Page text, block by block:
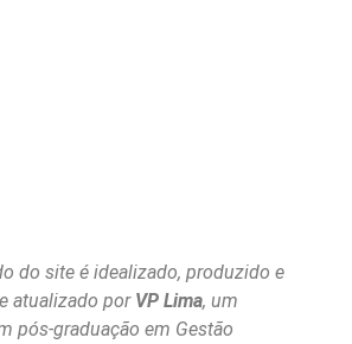
do site é idealizado, produzido e
atualizado por VP Lima, um
pós-graduação em Gestão